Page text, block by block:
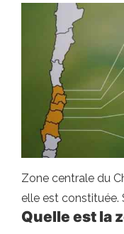
Zone centrale du
elle est constituée.
Quelle est la